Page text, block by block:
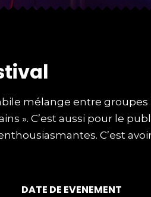
tival
mélange entre
». C’est aussi pour le
C’est
DATE DE EVENEMENT